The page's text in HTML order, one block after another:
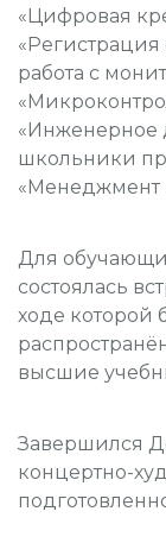
«Цифровая
работа с
«Инженерное
школьники
«Менеджмент
Для
состоялась
ходе которой
высшие
Завершился
концертно-